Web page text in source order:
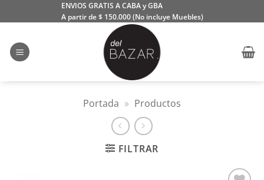
al
ENVIOS GRATIS A CABA y GBA
A partir de $ 150.000 (No incluye Muebles)
Portada » Productos
FILTRAR